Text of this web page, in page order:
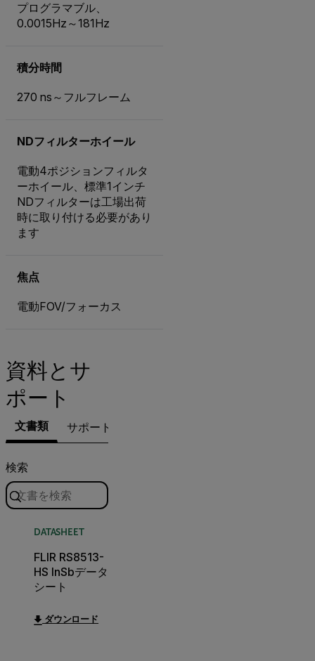
プログラマブル、
0.0015Hz～181Hz
積分時間
270 ns～フルフレーム
NDフィルターホイール
電動4ポジションフィルタ
ーホイール、標準1インチ
NDフィルターは工場出荷
時に取り付ける必要があり
ます
焦点
電動FOV/フォーカス
資料とサ
ポート
文書類 サポートへのお問い合わせ
検索
DATASHEET
FLIR RS8513-
HS InSbデータ
シート
ダウンロード